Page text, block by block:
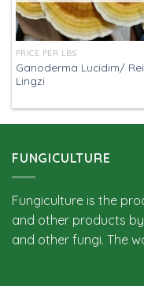
PRICE PER LBS
Ganoderma Lucidim/
Lingzi
FUNGICULTURE
Fungiculture is the
and other products
and other fungi. The